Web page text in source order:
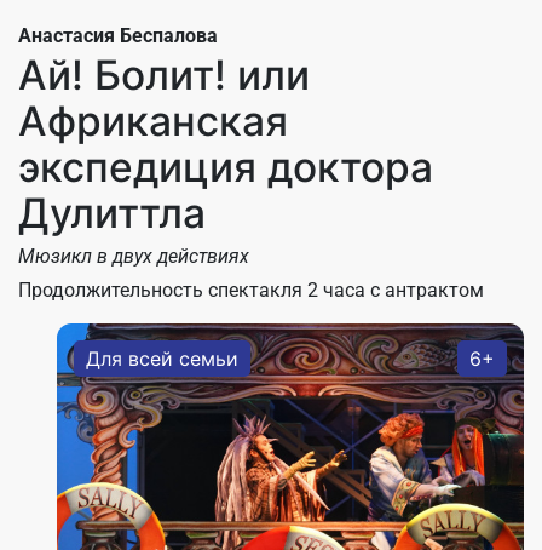
Для всей семьи 6+
Анастасия Беспалова
Ай! Болит! или
Африканская
экспедиция доктора
Дулиттла
Мюзикл в двух действиях
Продолжительность спектакля 2 часа с антрактом